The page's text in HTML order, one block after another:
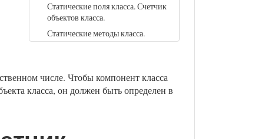
Статические поля класса. Счетчик
объектов класса.
Статические методы класса.
числе. Чтобы компонент класса
класса, он должен быть определен в